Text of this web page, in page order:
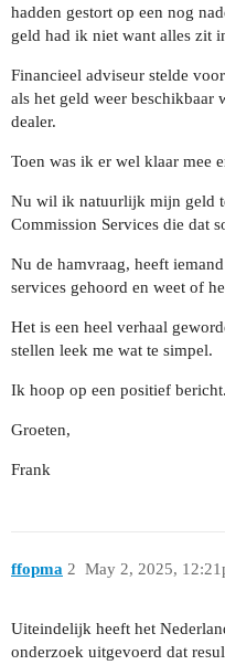
hadden gestort op een nog
geld had ik niet want alles zit
Financieel adviseur stelde
als het geld weer beschikbaar
dealer.
Toen was ik er wel klaar mee
Nu wil ik natuurlijk mijn geld
Commission Services die dat
Nu de hamvraag, heeft
services gehoord en weet of
Het is een heel verhaal
stellen leek me wat te simpel.
Ik hoop op een positief bericht.
Groeten,
Frank
ffopma May 2, 2025,
2
Uiteindelijk heeft het
onderzoek uitgevoerd dat